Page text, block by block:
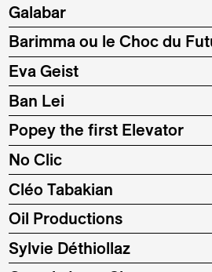
Galabar
Barimma ou le Choc du
Eva Geist
Ban Lei
Popey the first Elevator
No Clic
Cléo Tabakian
Oil Productions
Sylvie Déthiollaz